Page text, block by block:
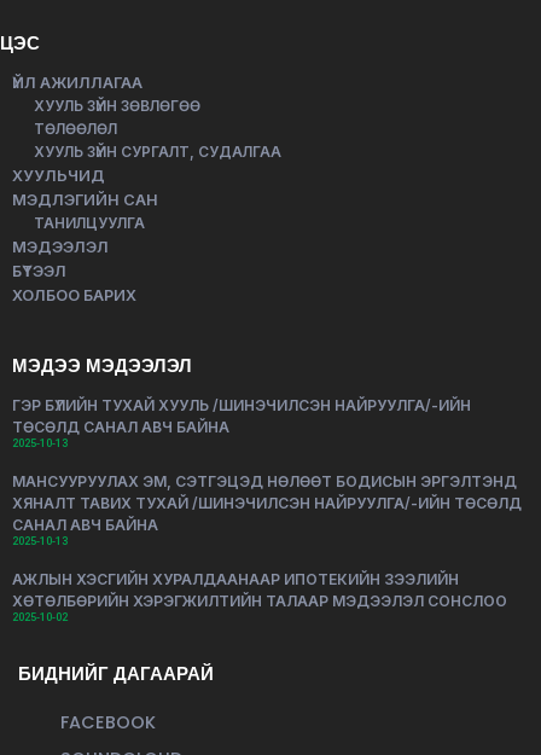
ЦЭС
ҮЙЛ АЖИЛЛАГАА
ХУУЛЬ ЗҮЙН ЗӨВЛӨГӨӨ
ТӨЛӨӨЛӨЛ
ХУУЛЬ ЗҮЙН СУРГАЛТ, СУДАЛГАА
ХУУЛЬЧИД
МЭДЛЭГИЙН САН
ТАНИЛЦУУЛГА
МЭДЭЭЛЭЛ
БҮТЭЭЛ
ХОЛБОО БАРИХ
МЭДЭЭ МЭДЭЭЛЭЛ
ГЭР БҮЛИЙН ТУХАЙ ХУУЛЬ /ШИНЭЧИЛСЭН НАЙРУУЛГА/-ИЙН
ТӨСӨЛД САНАЛ АВЧ БАЙНА
2025-10-13
МАНСУУРУУЛАХ ЭМ, СЭТГЭЦЭД НӨЛӨӨТ БОДИСЫН ЭРГЭЛТЭНД
ХЯНАЛТ ТАВИХ ТУХАЙ /ШИНЭЧИЛСЭН НАЙРУУЛГА/-ИЙН ТӨСӨЛД
САНАЛ АВЧ БАЙНА
2025-10-13
АЖЛЫН ХЭСГИЙН ХУРАЛДААНААР ИПОТЕКИЙН ЗЭЭЛИЙН
ХӨТӨЛБӨРИЙН ХЭРЭГЖИЛТИЙН ТАЛААР МЭДЭЭЛЭЛ СОНСЛОО
2025-10-02
БИДНИЙГ ДАГААРАЙ
FACEBOOK